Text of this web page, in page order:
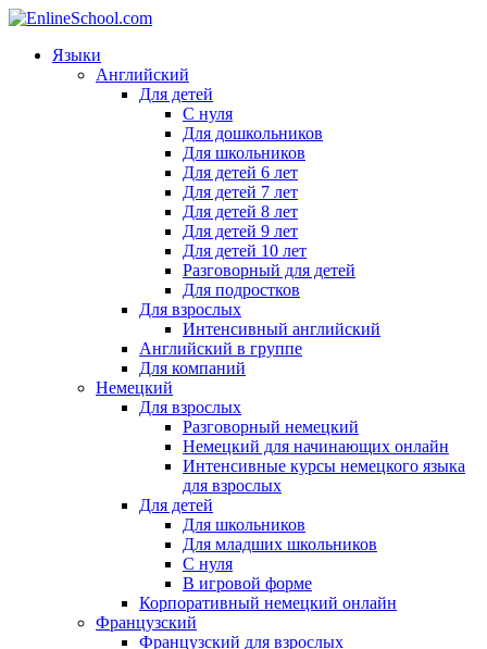
Языки
Английский
Для детей
С нуля
Для дошкольников
Для школьников
Для детей 6 лет
Для детей 7 лет
Для детей 8 лет
Для детей 9 лет
Для детей 10 лет
Разговорный для детей
Для подростков
Для взрослых
Интенсивный английский
Английский в группе
Для компаний
Немецкий
Для взрослых
Разговорный немецкий
Немецкий для начинающих онлайн
Интенсивные курсы немецкого языка
для взрослых
Для детей
Для школьников
Для младших школьников
С нуля
В игровой форме
Корпоративный немецкий онлайн
Французский
Французский для взрослых